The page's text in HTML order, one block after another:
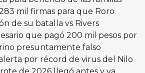
mil firmas para que Roro
de su batalla vs Rivers
que pagó 200 mil pesos por
presuntamente falso
por récord de virus del Nilo